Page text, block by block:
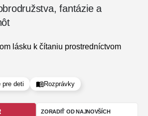
fantázie a
lásku k čítaniu prostredníctvom
deti a mládež od Vydavateľstva
zábavu s hlbším posolstvom. Naša
mladých čitateľov od prvých slabík až
pre deti Rozprávky